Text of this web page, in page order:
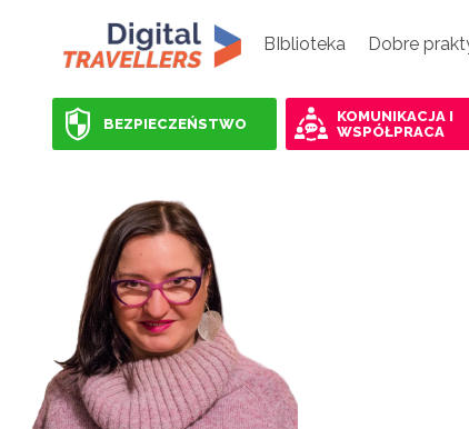
BIblioteka Dobre
BEZPIECZEŃSTWO
KOMUNIKACJA I
WSPÓŁPRACA